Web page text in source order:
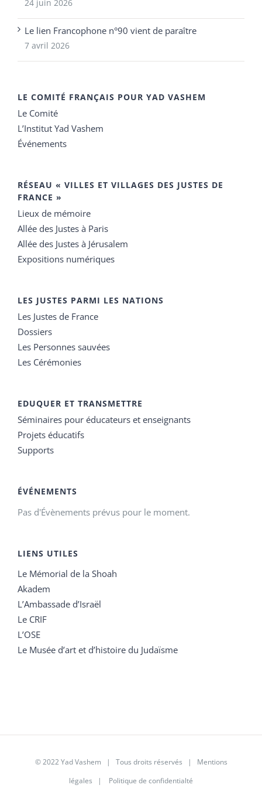
24 juin 2026
Le lien Francophone n°90 vient de paraître
7 avril 2026
LE COMITÉ FRANÇAIS POUR YAD VASHEM
Le Comité
L’Institut Yad Vashem
Événements
RÉSEAU « VILLES ET VILLAGES DES JUSTES DE
FRANCE »
Lieux de mémoire
Allée des Justes à Paris
Allée des Justes à Jérusalem
Expositions numériques
LES JUSTES PARMI LES NATIONS
Les Justes de France
Dossiers
Les Personnes sauvées
Les Cérémonies
EDUQUER ET TRANSMETTRE
Séminaires pour éducateurs et enseignants
Projets éducatifs
Supports
ÉVÉNEMENTS
Pas d'Évènements prévus pour le moment.
LIENS UTILES
Le Mémorial de la Shoah
Akadem
L’Ambassade d’Israël
Le CRIF
L’OSE
Le Musée d’art et d’histoire du Judaïsme
© 2022 Yad Vashem | Tous droits réservés | Mentions
légales | Politique de confidentialté